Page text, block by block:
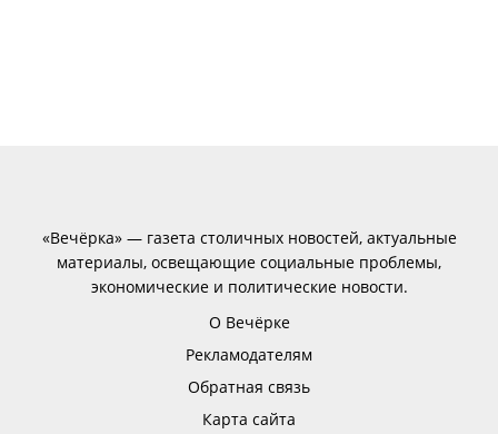
«Вечёрка» — газета столичных новостей, актуальные
материалы, освещающие социальные проблемы,
экономические и политические новости.
О Вечёрке
Рекламодателям
Обратная связь
Карта сайта